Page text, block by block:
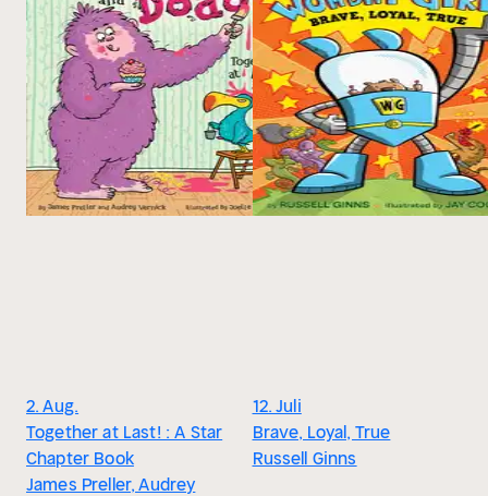
2. Aug.
Together at Last! : A Star
Chapter Book
James Preller, Audrey
12. Juli
Brave, Loyal, True
Russell Ginns